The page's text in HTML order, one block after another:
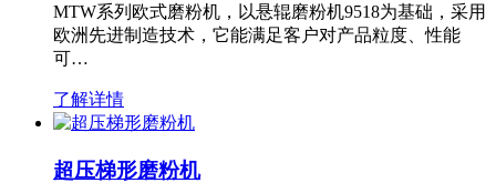
MTW系列欧式磨粉机，以悬辊磨粉机9518为基础，采用
欧洲先进制造技术，它能满足客户对产品粒度、性能
可…
了解详情
超压梯形磨粉机